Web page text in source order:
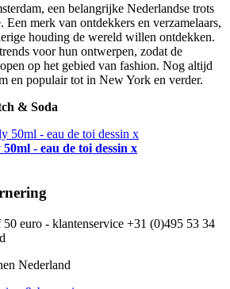
een belangrijke Nederlandse trots
Een merk van ontdekkers en verzamelaars,
houding de wereld willen ontdekken.
voor hun ontwerpen, zodat de
op het gebied van fashion. Nog altijd
en populair tot in New York en verder.
& Soda
- eau de toi dessin x
euro - klantenservice +31 (0)495 53 34
Nederland